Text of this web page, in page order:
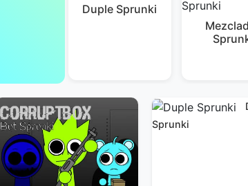
Duple Sprunki
Sprunki